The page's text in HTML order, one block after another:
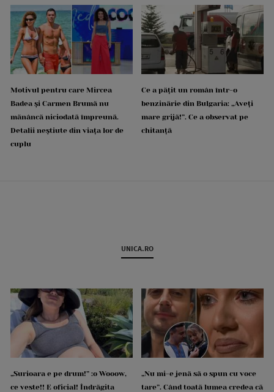
Motivul pentru care Mircea
Badea și Carmen Brumă nu
mănâncă niciodată împreună.
Detalii neștiute din viața lor de
cuplu
Ce a pățit un român într-o
benzinărie din Bulgaria: „Aveți
mare grijă!”. Ce a observat pe
chitanță
UNICA.RO
„Surioara e pe drum!” :o Wooow,
ce veste!! E oficial! Îndrăgita
„Nu mi-e jenă să o spun cu voce
tare”. Când toată lumea credea că